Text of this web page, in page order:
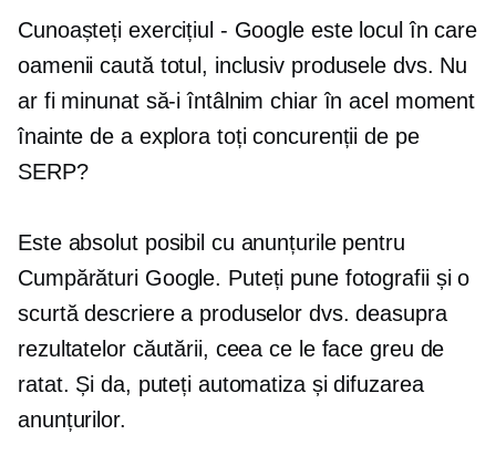
Cunoașteți exercițiul - Google este locul în care
oamenii caută totul, inclusiv produsele dvs. Nu
ar fi minunat să-i întâlnim chiar în acel moment
înainte de a explora toți concurenții de pe
SERP?
Este absolut posibil cu anunțurile pentru
Cumpărături Google. Puteți pune fotografii și o
scurtă descriere a produselor dvs. deasupra
rezultatelor căutării, ceea ce le face greu de
ratat. Și da, puteți automatiza și difuzarea
anunțurilor.